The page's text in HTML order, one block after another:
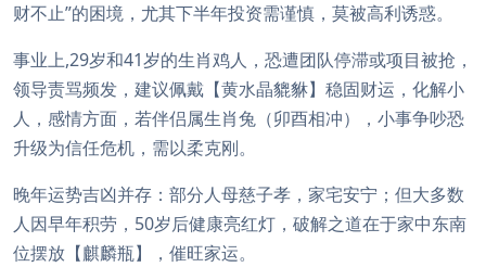
财不止”的困境，尤其下半年投资需谨慎，莫被高利诱惑。
事业上,29岁和41岁的生肖鸡人，恐遭团队停滞或项目被抢，
领导责骂频发，建议佩戴【黄水晶貔貅】稳固财运，化解小
人，感情方面，若伴侣属生肖兔（卯酉相冲），小事争吵恐
升级为信任危机，需以柔克刚。
晚年运势吉凶并存：部分人母慈子孝，家宅安宁；但大多数
人因早年积劳，50岁后健康亮红灯，破解之道在于家中东南
位摆放【麒麟瓶】，催旺家运。